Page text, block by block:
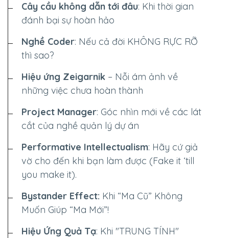
Cây cầu không dẫn tới đâu: Khi thời gian
đánh bại sự hoàn hảo
Nghề Coder: Nếu cả đời KHÔNG RỰC RỠ
thì sao?
Hiệu ứng Zeigarnik – Nỗi ám ảnh về
những việc chưa hoàn thành
Project Manager: Góc nhìn mới về các lát
cắt của nghề quản lý dự án
Performative Intellectualism: Hãy cứ giả
vờ cho đến khi bạn làm được (Fake it ‘till
you make it).
Bystander Effect: Khi “Ma Cũ” Không
Muốn Giúp “Ma Mới”!
Hiệu Ứng Quả Tạ: Khi "TRUNG TÍNH"